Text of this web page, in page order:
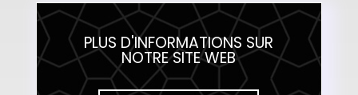
PLUS D'INFORMATIONS SUR
NOTRE SITE WEB